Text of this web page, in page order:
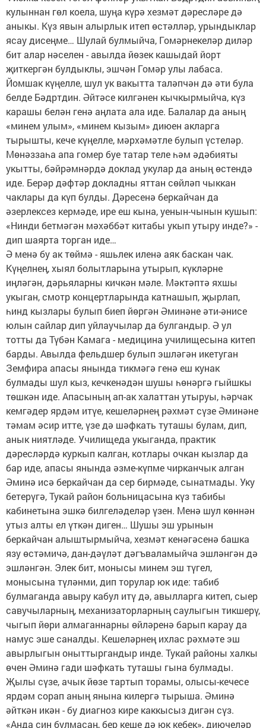
кулыннан гөл коела, шуңа күрә хезмәт дәресләре дә
аныкы. Күз явын алырлык итеп өстәлләр, урындыклар
ясау дисеңме… Шулай булмыйча, Гомәрнекеләр диләр
бит алар нәселен - авылда йөзек кашыдай йорт
җиткергән булдыклы, эшчән Гомәр улы лабаса.
Йомшак күңелле, шул ук вакытта таләпчән дә әти була
белде Бәдртдин. Әйтәсе килгәнен кычкырмыйча, күз
карашы белән генә аңлата ала иде. Балалар да аның
«минем улым», «минем кызым» диюен акларга
тырышты, кече күңелле, мәрхәмәтле булып үстеләр.
Мөнәззаһа апа гомер буе татар теле һәм әдәбияты
укытты, бәйрәмнәрдә доклад укулар да аның өстендә
иде. Берәр дәфтәр докладны яттан сөйләп чыккан
чаклары да күп булды. Дәресенә беркайчан да
әзерлексез кермәде, ире еш кына, уенын-чынын кушып:
«Нинди бетмәгән мәхәббәт китабы укып утыру инде?» -
дип шаярта торган иде…
Ә менә бу ак төймә - яшьлек иленә аяк баскан чак.
Күңелнең, хыял болытларына утырып, күкләрне
иңләгән, дәрьяларны кичкән мәле. Мәктәптә яхшы
укыган, смотр концертларында катнашып, җырлап,
һинд кызлары булып биеп йөргән Әминәне әти-әнисе
юлын сайлар дип уйлаучылар да булгандыр. Ә ул
тотты да Түбән Камага - медицина училищесына китеп
барды. Авылда фельдшер булып эшләгән икетуган
Земфира апасы янында тикмәгә генә еш кунак
булмады шул кыз, кечкенәдән шушы һөнәргә гыйшкы
төшкән иде. Апасының ап-ак халаттан утыруы, һәрчак
кемгәдер ярдәм итүе, кешеләрнең рәхмәт сүзе Әминәне
тәмам әсир итте, үзе дә шәфкать туташы булам, дип,
анык ниятләде. Училищеда укыганда, практик
дәресләрдә куркып калган, котлары очкан кызлар да
бар иде, апасы янында әзме-күпме чирканчык алган
Әминә исә беркайчан да сер бирмәде, сынатмады. Уку
бетерүгә, Тукай район больницасына күз табибы
кабинетына эшкә билгеләделәр үзен. Менә шул көннән
утыз алты ел үткән диген… Шушы эш урынын
беркайчан алыштырмыйча, хезмәт кенәгәсенә башка
язу өстәмичә, дан-дәүләт дәгъваламыйча эшләнгән дә
эшләнгән. Элек бит, монысы минем эш түгел,
монысына түләнми, дип торулар юк иде: табиб
булмаганда авыру кабул итү дә, авылларга китеп, сыер
савучыларның, механизаторларның саулыгын тикшерү,
чыгып йөри алмаганнарны өйләренә барып карау да
намус эше саналды. Кешеләрнең ихлас рәхмәте эш
авырлыгын оныттыргандыр инде. Тукай районы халкы
өчен Әминә гади шәфкать туташы гына булмады.
Җылы сүзе, ачык йөзе тартып торамы, олысы-кечесе
ярдәм сорап аның янына килергә тырыша. Әминә
әйткән икән - бу диагноз кире каккысыз дигән сүз.
«Анда син булмасаң, бер кеше дә юк кебек», диючеләр